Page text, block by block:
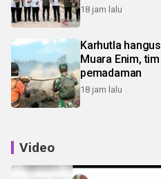
18 jam lalu
Karhutla
Muara Enim,
pemadaman
18 jam lalu
Video